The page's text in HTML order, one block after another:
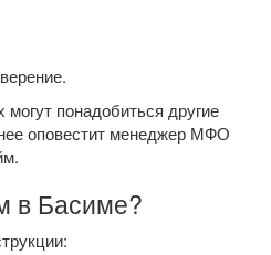
понадобиться другие
оповестит менеджер МФО
в Басиме?